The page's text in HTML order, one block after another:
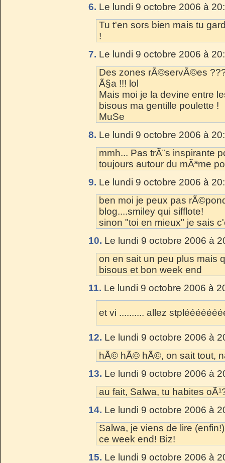
6. Le lundi 9 octobre 2006 à
Tu t'en sors bien mais tu
!
7. Le lundi 9 octobre 2006 à
Des zones rÃ©servÃ©es
Ã§a !!! lol
Mais moi je la devine entre
bisous ma gentille poulette !
MuSe
8. Le lundi 9 octobre 2006 à
mmh... Pas trÃ¨s inspirante
toujours autour du mÃªme
9. Le lundi 9 octobre 2006 à
ben moi je peux pas
blog....smiley qui sifflote!
sinon "toi en mieux" je sais
10. Le lundi 9 octobre 2006 à
on en sait un peu plus mais
bisous et bon week end
11. Le lundi 9 octobre 2006 à
et vi .......... allez
12. Le lundi 9 octobre 2006 à
hÃ© hÃ© hÃ©, on sait tout,
13. Le lundi 9 octobre 2006 à
au fait, Salwa, tu habites
14. Le lundi 9 octobre 2006 à
Salwa, je viens de lire
ce week end! Biz!
15. Le lundi 9 octobre 2006 à